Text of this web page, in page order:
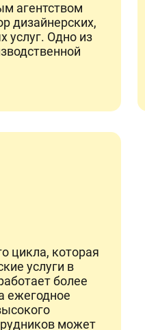
агентством
дизайнерских,
услуг. Одно из
цикла, которая
услуги в
более
ежегодное
может